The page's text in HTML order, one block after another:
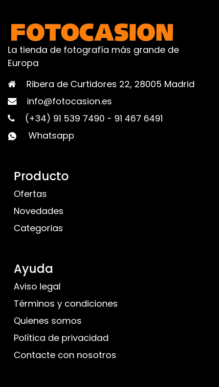
La tienda de fotografía más grande de
Europa
Ribera de Curtidores 22, 28005 Madrid
info@fotocasion.es
(+34) 91 539 7490 - 91 467 6491
Whatsapp
Producto
Ofertas
Novedades
Categorias
Ayuda
Aviso legal
Términos y condiciones
Quienes somos
Política de privacidad
Contacte con nosotros